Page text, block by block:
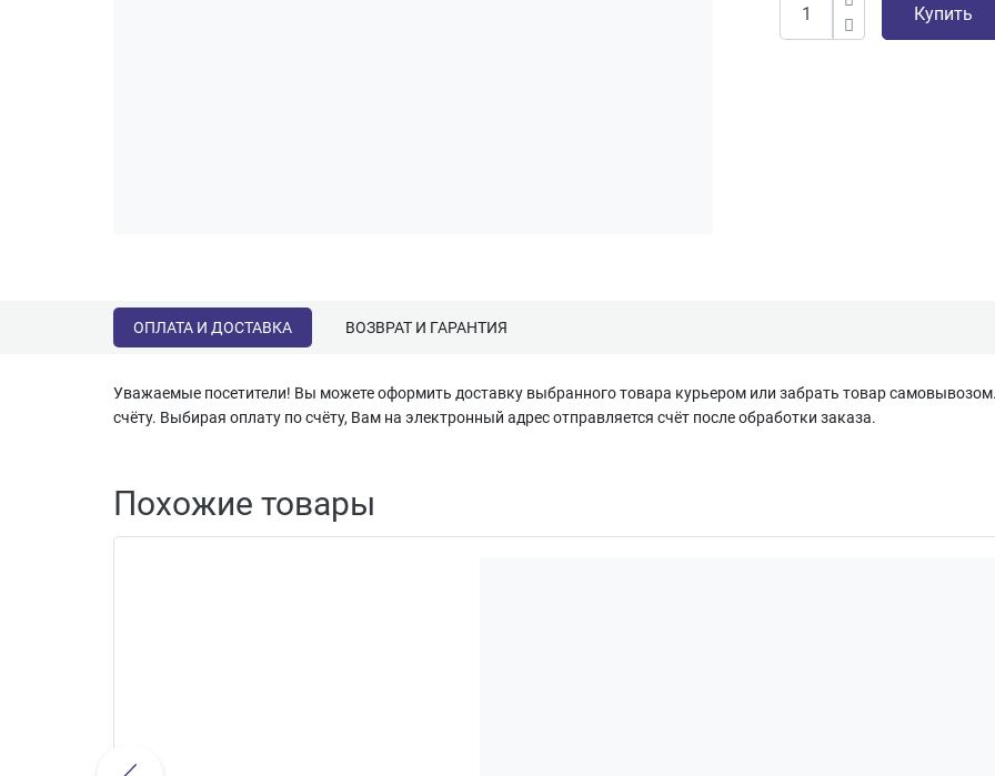
Купить
ОПЛАТА И ДОСТАВКА ВОЗВРАТ И ГАРАНТИЯ
Уважаемые посетители! Вы можете оформить доставку выбранного товара курьером или забрать товар
счёту. Выбирая оплату по счёту, Вам на электронный адрес отправляется счёт после обработки заказа.
Похожие товары